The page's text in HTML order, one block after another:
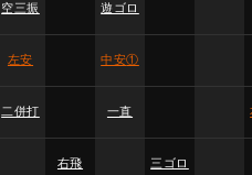
空三振 遊ゴロ
左安 中安①
二併打 一直
右飛 三ゴロ